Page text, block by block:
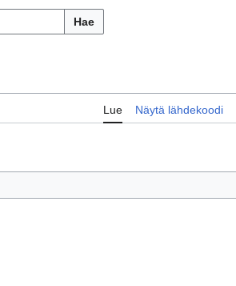
Hae
Lue Näytä lähdekoodi